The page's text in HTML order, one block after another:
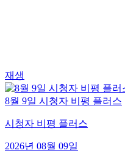
재생
8월 9일 시청자 비평 플러스
시청자 비평 플러스
2026년 08월 09일